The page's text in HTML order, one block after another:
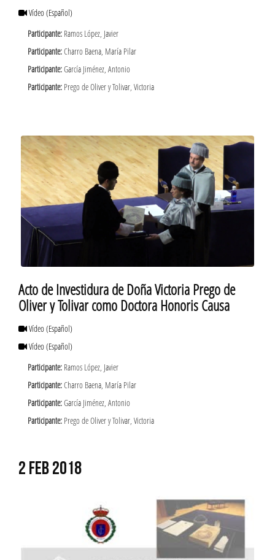
Vídeo(Español)
Participante: Ramos López, Javier
Participante:Charro Baena, María Pilar
Participante:García Jiménez, Antonio
Participante: Prego de Oliver y Tolivar, Victoria
Acto de Investidura de Doña Victoria Prego de
Oliver y Tolivar como Doctora Honoris Causa
Vídeo(Español)
Vídeo(Español)
Participante: Ramos López, Javier
Participante:Charro Baena, María Pilar
Participante:García Jiménez, Antonio
Participante: Prego de Oliver y Tolivar, Victoria
2 FEB 2018